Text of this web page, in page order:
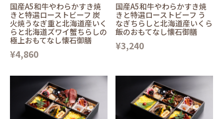
国産A5和牛やわらかすき焼
きと特選ローストビーフ 炭
火焼うなぎ重と北海道産いく
らと北海道ズワイ蟹ちらしの
極上おもてなし懐石御膳
¥4,860
国産A5和牛やわらかすき焼
きと特選ローストビーフ う
なぎちらしと北海道産いくら
飯のおもてなし懐石御膳
¥3,240